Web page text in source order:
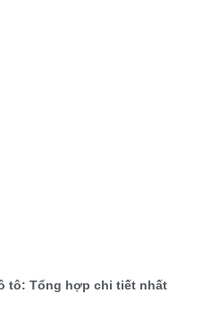
tô: Tổng hợp chi tiết nhất